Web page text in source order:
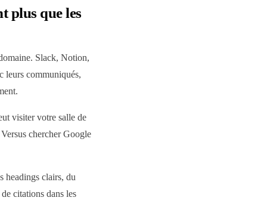
plus que les
Slack, Notion,
leurs communiqués,
visiter votre salle de
chercher Google
headings clairs, du
citations dans les